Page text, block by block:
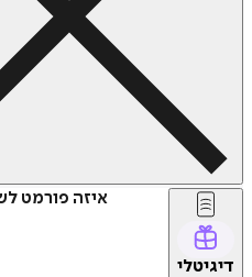
איזה פורמט
דיגיטלי